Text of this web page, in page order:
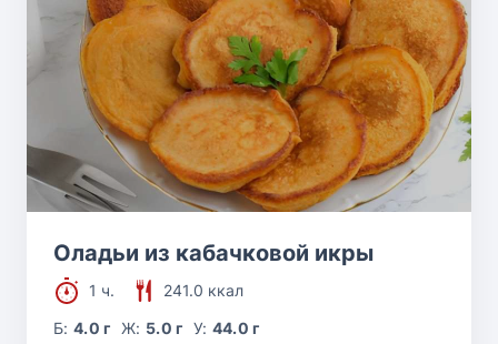
Оладьи из кабачковой икры
1 ч.
241.0 ккал
Б:4.0 г Ж: 5.0 г У: 44.0 г